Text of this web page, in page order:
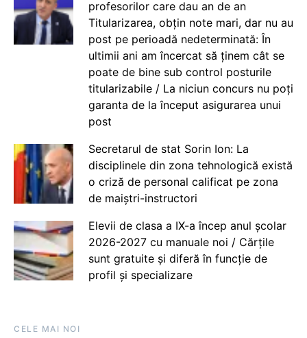
profesorilor care dau an de an
Titularizarea, obțin note mari, dar nu au
post pe perioadă nedeterminată: În
ultimii ani am încercat să ținem cât se
poate de bine sub control posturile
titularizabile / La niciun concurs nu poți
garanta de la început asigurarea unui
post
Secretarul de stat Sorin Ion: La
disciplinele din zona tehnologică există
o criză de personal calificat pe zona
de maiștri-instructori
Elevii de clasa a IX-a încep anul școlar
2026-2027 cu manuale noi / Cărțile
sunt gratuite și diferă în funcție de
profil și specializare
CELE MAI NOI